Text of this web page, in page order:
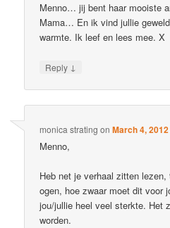
Menno… jij bent haar mooiste
Mama… En ik vind jullie
warmte. Ik leef en lees mee. X
Reply ↓
monica strating onMarch 4,
Menno,
Heb net je verhaal zitten
ogen, hoe zwaar moet dit voor
jou/jullie heel veel sterkte. Het
worden.